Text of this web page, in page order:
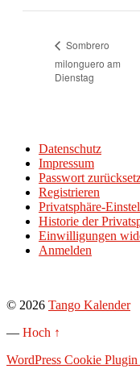
Sombrero
milonguero am
Dienstag
Datenschutz
Impressum
Passwort
Registrieren
Privatsphäre-
Historie der
Einwilligungen
Anmelden
© 2026 Tango Kalender
— Hoch ↑
WordPress Cookie